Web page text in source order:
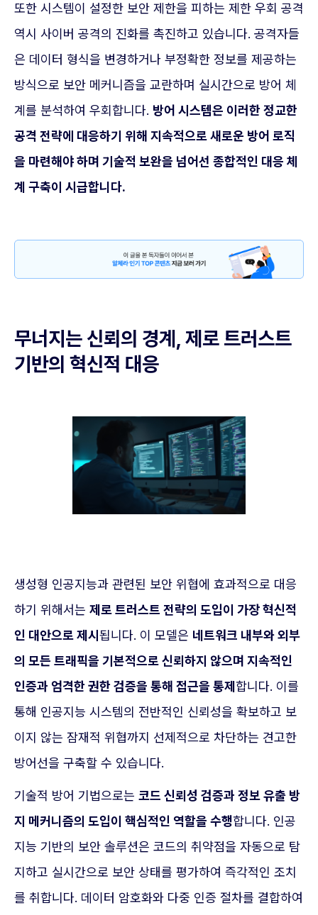
또한 시스템이 설정한 보안 제한을 피하는 제한 우회 공격
역시 사이버 공격의 진화를 촉진하고 있습니다. 공격자들
은 데이터 형식을 변경하거나 부정확한 정보를 제공하는
방식으로 보안 메커니즘을 교란하며 실시간으로 방어 체
계를 분석하여 우회합니다. 방어 시스템은 이러한 정교한
공격 전략에 대응하기 위해 지속적으로 새로운 방어 로직
을 마련해야 하며 기술적 보완을 넘어선 종합적인 대응 체
계 구축이 시급합니다.
무너지는 신뢰의 경계, 제로 트러스트
기반의 혁신적 대응
생성형 인공지능과 관련된 보안 위협에 효과적으로 대응
하기 위해서는 제로 트러스트 전략의 도입이 가장 혁신적
인 대안으로 제시 됩니다. 이 모델은 네트워크 내부와 외부
의 모든 트래픽을 기본적으로 신뢰하지 않으며 지속적인
인증과 엄격한 권한 검증을 통해 접근을 통제 합니다. 이를
통해 인공지능 시스템의 전반적인 신뢰성을 확보하고 보
이지 않는 잠재적 위협까지 선제적으로 차단하는 견고한
방어선을 구축할 수 있습니다.
기술적 방어 기법으로는 코드 신뢰성 검증과 정보 유출 방
지 메커니즘의 도입이 핵심적인 역할을 수행합니다. 인공
지능 기반의 보안 솔루션은 코드의 취약점을 자동으로 탐
지하고 실시간으로 보안 상태를 평가하여 즉각적인 조치
를 취합니다. 데이터 암호화와 다중 인증 절차를 결합하여